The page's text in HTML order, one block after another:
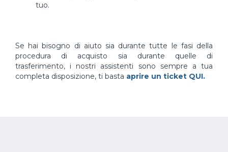
tuo.
Se hai bisogno di aiuto sia durante tutte le fasi della
procedura di acquisto sia durante quelle di
trasferimento, i nostri assistenti sono sempre a tua
completa disposizione, ti basta aprire un ticket QUI.